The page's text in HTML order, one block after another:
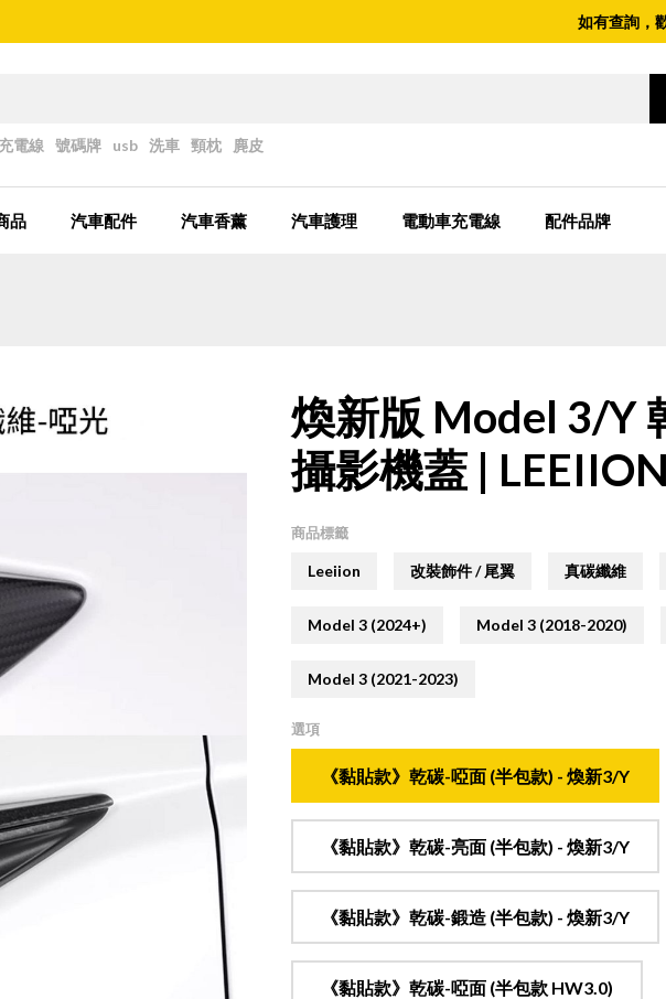
如有查詢，
電線 號碼牌 usb 洗車 頸枕 麂皮
品 汽車配件 汽車香薰 汽車護理 電動車充電線 配件品牌
煥新版 Model 3/Y
攝影機蓋 | LEEIION
商品標籤
Leeiion 改裝飾件 / 尾翼 真碳纖維
Model 3 (2024+) Model 3 (2018-2020)
Model 3 (2021-2023)
選項
《黏貼款》乾碳-啞面 (半包款) - 煥新3/Y
《黏貼款》乾碳-亮面 (半包款) - 煥新3/Y
《黏貼款》乾碳-鍛造 (半包款) - 煥新3/Y
《黏貼款》乾碳-啞面 (半包款 HW3.0)